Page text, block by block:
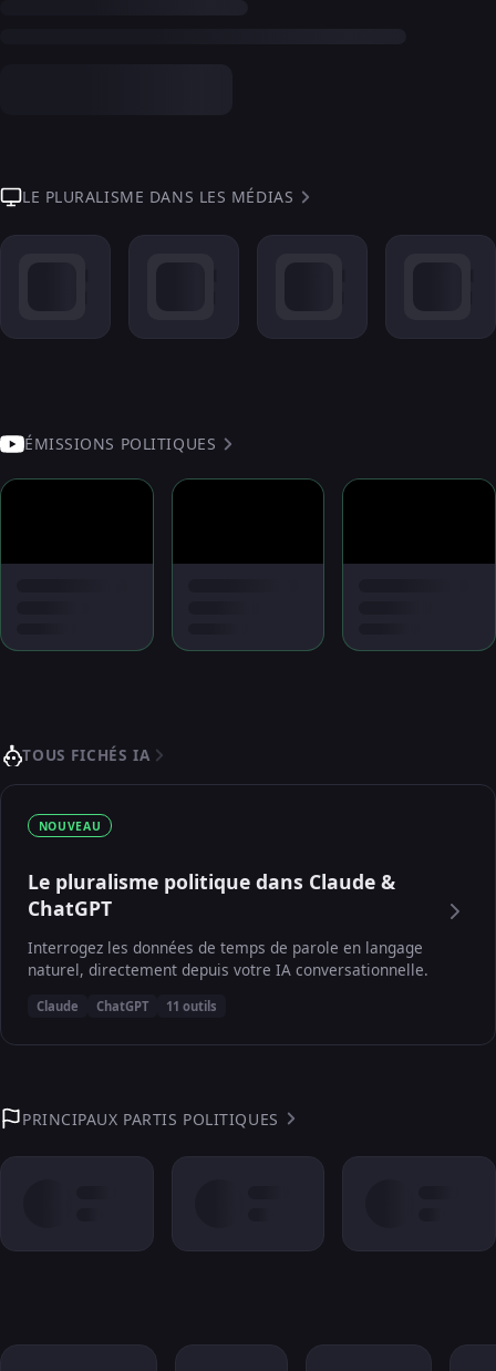
LE PLURALISME DANS LES MÉDIAS
ÉMISSIONS POLITIQUES
TOUS FICHÉS IA
NOUVEAU
Le pluralisme politique dans Claude &
ChatGPT
Interrogez les données de temps de parole en langage
naturel, directement depuis votre IA conversationnelle.
Claude ChatGPT 11 outils
PRINCIPAUX PARTIS POLITIQUES